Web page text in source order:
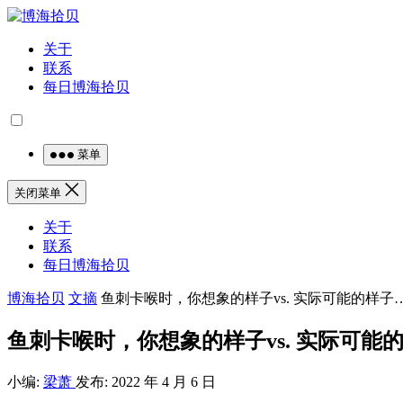
关于
联系
每日博海拾贝
菜单
关闭菜单
关于
联系
每日博海拾贝
博海拾贝 文摘 鱼刺卡喉时，你想象的样子vs. 实际可能的样子
鱼刺卡喉时，你想象的样子vs. 实际可能
小编: 梁萧 发布: 2022 年 4 月 6 日